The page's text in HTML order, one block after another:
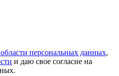
персональных данных,
и даю свое согласие на